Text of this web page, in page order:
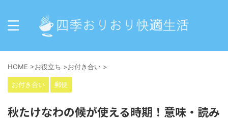
HOME >お役立ち >お付き合い >
お付き合い 郵便
秋たけなわの候が使える時期！意味・読み